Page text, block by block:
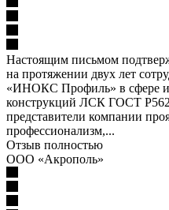
Настоящим письмом
на протяжении двух лет
«ИНОКС Профиль» в сфере
конструкций ЛСК ГОСТ
представители компании
профессионализм,...
Отзыв полностью
ООО «Акрополь»